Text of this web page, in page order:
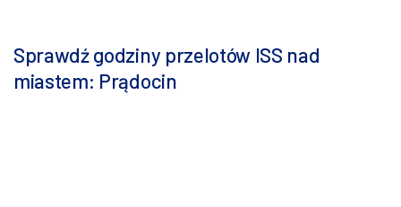
Sprawdź godziny przelotów ISS nad
miastem: Prądocin